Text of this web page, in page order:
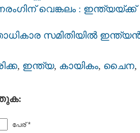
വെങ്കലം : ഇന്ത്യയ്‌ക്ക്‌
സമിതിയില്‍
, ഇന്ത്യ, കായികം, ചൈന,
പേര് *